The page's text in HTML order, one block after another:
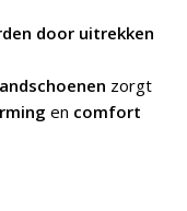
door uitrekken
zorgt
en comfort